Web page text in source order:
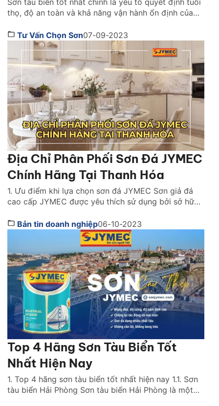
thọ, độ an toàn và khả năng vận hành ổn định của
sơn tàu biển hãng nào tốt được rất nhiều người quan
tâm. Việc chọn đúng giúp tối ưu chi phí […]
Tư Vấn Chọn Sơn07-09-2023
Địa Chỉ Phân Phối Sơn Đá JYMEC
Chính Hãng Tại Thanh Hóa
1. Ưu điểm khi lựa chọn sơn đá JYMEC Sơn giả đá
cao cấp JYMEC được yêu thích sử dụng bởi sở hữu
và thẩm mỹ cho các công trình. Một số ưu điểm nổi
bật của sơn đá JYMEC là: Chất lượng sản […]
Bản tin doanh nghiệp06-10-2023
Top 4 Hãng Sơn Tàu Biển Tốt
Nhất Hiện Nay
1. Top 4 hãng sơn tàu biển tốt nhất hiện nay 1.1. Sơn
tàu biển Hải Phòng Sơn tàu biển Hải Phòng là một